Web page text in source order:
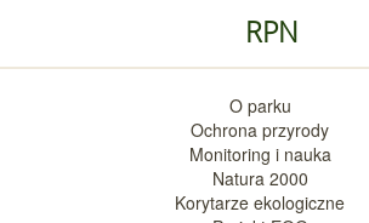
RPN
O parku
Ochrona przyrody
Monitoring i nauka
Natura 2000
Korytarze ekologiczne